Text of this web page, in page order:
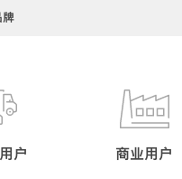
牌
户 商业用户